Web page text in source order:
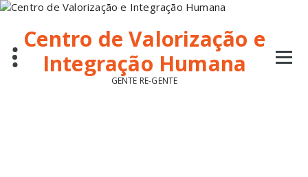
Pular
conteúdoCentro de Valorização e
Integração Humana
GENTE RE-GENTE